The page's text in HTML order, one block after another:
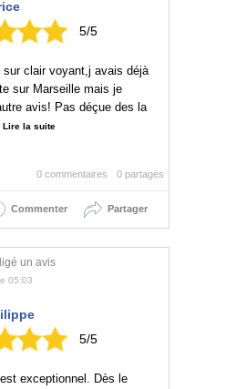
5/5
clair voyant,j avais déjà
sur Marseille mais je
avis! Pas déçue des la
Lire la suite
0 partages
0 commentaires
Commenter Partager
un avis
05:03
5/5
exceptionnel. Dès le